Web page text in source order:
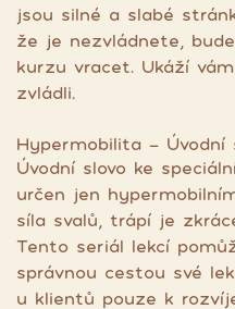
jsou silné a slabé
že je nezvládnete,
kurzu vracet. Ukáží
zvládli.
Hypermobilita - Úvodní
Úvodní slovo ke
určen jen
síla svalů, trápí je
Tento seriál lekcí
správnou cestou své
u klientů pouze k